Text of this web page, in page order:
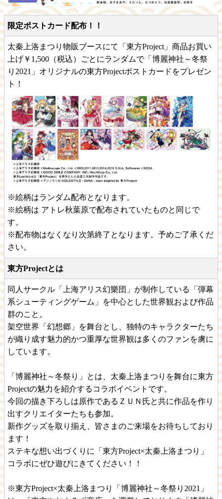
限定ポストカード配布！！
太秦上洛まつり物販ブースにて「東方Project」商品お買い
上げ￥1,500（税込）ごとにランダムで「博麗神社～冬祭
り2021」オリジナルの東方Projectポストカードをプレゼン
ト！
※絵柄はランダム配布となります。
※絵柄は アトレ秋葉原で配布されていたものと同じで
す。
※配布物はなくなり次第終了となります。予めご了承くだ
さい。
東方Projectとは
同人サークル「上海アリス幻樂団」が制作している「弾幕
系シューティングゲーム」を中心とした世界観および作品
群のこと。
架空世界「幻想郷」を舞台とし、独特のキャラクターたち
が織り成す魅力的かつ重厚な世界観は多くのファンを虜に
しています。
「博麗神社～冬祭り」とは、太秦上洛まつりを舞台に東方
Projectの魅力を紹介するコラボイベントです。
今回の描き下ろしは原作であるＺＵＮ氏と共に作品を作り
出すクリエイターたちも参加。
新作グッズを取り揃え、皆さまのご来場をお待ちしており
ます！
ステキな想い出づくりに「東方Project×太秦上洛まつり」
コラボにぜひ遊びにきてください！！
※東方Project×太秦上洛まつり「博麗神社～冬祭り2021」